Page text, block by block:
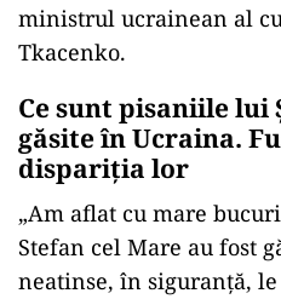
ministrul ucrainean al
Tkacenko.
Ce sunt pisaniile lui
găsite în Ucraina.
dispariția lor
„Am aflat cu mare
Stefan cel Mare au fost
neatinse, în siguranță,